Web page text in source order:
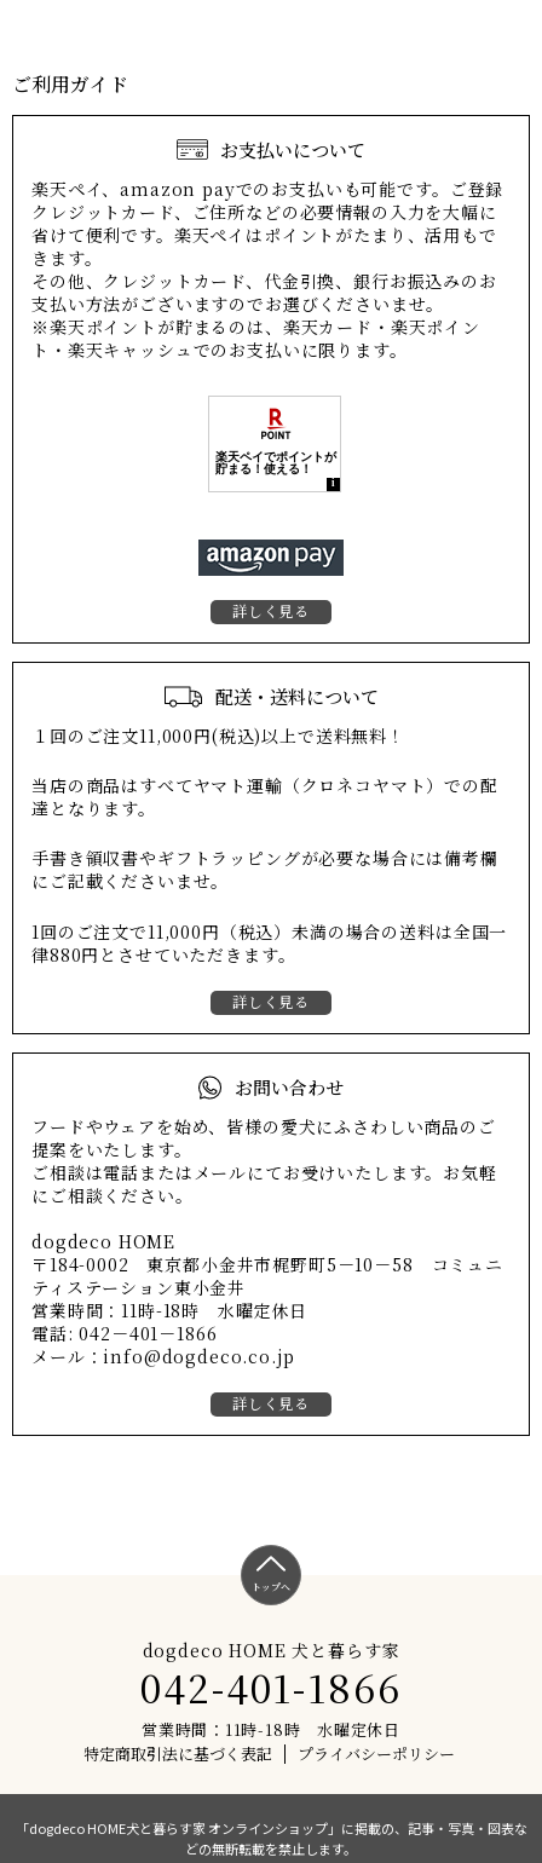
ご利用ガイド
お支払いについて
楽天ペイ、amazon payでのお支払いも可能です。ご登録
クレジットカード、ご住所などの必要情報の入力を大幅に
省けて便利です。楽天ペイはポイントがたまり、活用もで
きます。
その他、クレジットカード、代金引換、銀行お振込みのお
支払い方法がございますのでお選びくださいませ。
※楽天ポイントが貯まるのは、楽天カード・楽天ポイン
ト・楽天キャッシュでのお支払いに限ります。
詳しく見る
配送・送料について
１回のご注文11,000円(税込)以上で送料無料！
当店の商品はすべてヤマト運輸（クロネコヤマト）での配
達となります。
手書き領収書やギフトラッピングが必要な場合には備考欄
にご記載くださいませ。
1回のご注文で11,000円（税込）未満の場合の送料は全国一
律880円とさせていただきます。
詳しく見る
お問い合わせ
フードやウェアを始め、皆様の愛犬にふさわしい商品のご
提案をいたします。
ご相談は電話またはメールにてお受けいたします。お気軽
にご相談ください。
dogdeco HOME
〒184-0002 東京都小金井市梶野町5－10－58 コミュニ
ティステーション東小金井
営業時間：11時-18時 水曜定休日
電話: 042－401－1866
メール：info@dogdeco.co.jp
詳しく見る
トップへ
dogdeco HOME 犬と暮らす家
042-401-1866
営業時間：11時-18時 水曜定休日
特定商取引法に基づく表記
プライバシーポリシー
「dogdeco HOME犬と暮らす家 オンラインショップ」に掲載の、記事・写真・図表な
どの無断転載を禁止します。